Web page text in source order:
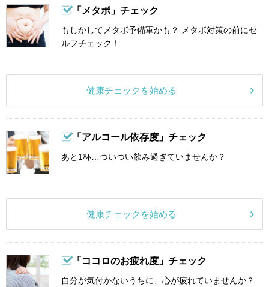
「メタボ」チェック
もしかしてメタボ予備軍かも？ メタボ対策の前にセ
ルフチェック！
健康チェックを始める
「アルコール依存度」チェック
あと1杯…ついつい飲み過ぎていませんか？
健康チェックを始める
「ココロのお疲れ度」チェック
自分が気付かないうちに、心が疲れていませんか？